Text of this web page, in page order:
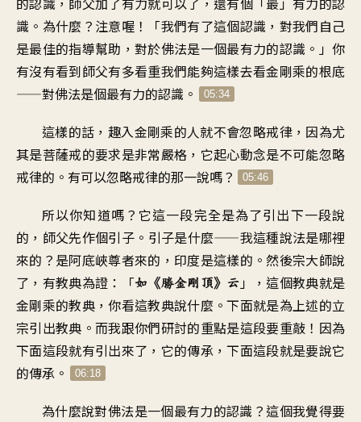
識 。 為什麼？注意喔 ！「我們有了這個認識 ， 對我們自己
是最佳的指導幫助 ，對於佛法是一個最有力的認識 。」你
有沒有看到師父有多看重我們能夠這樣去看金剛乘的根底
——對佛法是個最有力的認識 。 05:34
這樣的話 ， 趣入金剛乘的人就不會忽略戒律， 因為尤
其是菩薩戒的要求是非常嚴格 ， 它起心動念是不可能忽略
戒律的 。 有可以忽略戒律的那一說嗎？ 05:46
所以你知道嗎 ？ 它這一段完全是為了引出下一段說
的 ， 師父先作個引子。引子是什麼——我這種說法是哪裡
來的 ？ 是阿底峽尊者來的 ， 印度是這樣的 。然後宗大師說
了 ， 有教典為證 ：「如《勝金剛頂》云 」， 這個教典就是
金剛乘的教典 ，你看這教典說什麼 。下面就是為上述的立
宗引出教典 。而我跟你們研討的重點是這段要重敲 ！ 因為
下面這段就有引出來了 ， 它的傳承 ，下面這段就是要說它
的傳承 。 06:18
為什麼說對佛法是一個最有力的認識 ？ 這個我覺得要